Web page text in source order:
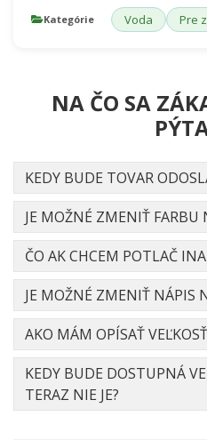
Kategórie Voda Pre
NA ČO SA
KEDY BUDE TOVAR
JE MOŽNÉ ZMENIŤ FARBU
ČO AK CHCEM POTLAČ
JE MOŽNÉ ZMENIŤ NÁPIS
AKO MÁM OPÍSAŤ
KEDY BUDE DOSTUPNÁ
TERAZ NIE JE?